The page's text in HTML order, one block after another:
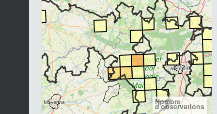
Nombre
d'observations